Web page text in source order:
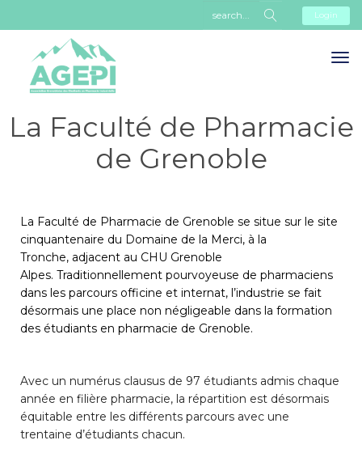
Login
La Faculté de Pharmacie
de Grenoble
La Faculté de Pharmacie de Grenoble se situe sur le site
cinquantenaire du Domaine de la Merci, à la
Tronche, adjacent au CHU Grenoble
Alpes. Traditionnellement pourvoyeuse de pharmaciens
dans les parcours officine et internat, l’industrie se fait
désormais une place non négligeable dans la formation
des étudiants en pharmacie de Grenoble.
Avec un numérus clausus de 97 étudiants admis chaque
année en filière pharmacie, la répartition est désormais
équitable entre les différents parcours avec une
trentaine d’étudiants chacun.